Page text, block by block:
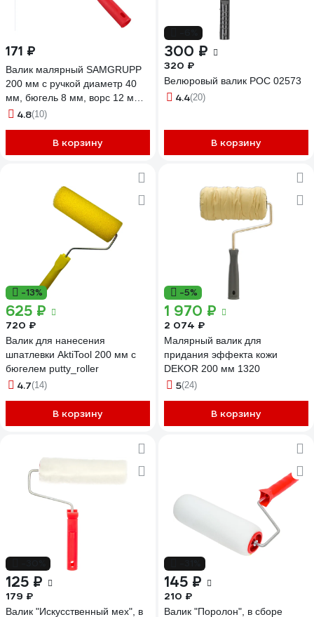
171 ₽
Валик малярный SAMGRUPP
200 мм с ручкой диаметр 40
мм, бюгель 8 мм, ворс 12 мм
иск. мех DEFNE DEFN-
4.8(10)
В корзину
300 ₽
320 ₽
Велюровый валик РОС 02573
4.4(20)
В корзину
-13%
625 ₽
720 ₽
Валик для нанесения
шпатлевки AktiTool 200 мм с
бюгелем putty_roller
4.7(14)
В корзину
-5%
1 970 ₽
2 074 ₽
Малярный валик для
придания эффекта кожи
DEKOR 200 мм 1320
5(24)
В корзину
125 ₽
179 ₽
Валик "Искусственный мех", в
145 ₽
210 ₽
Валик "Поролон", в сборе